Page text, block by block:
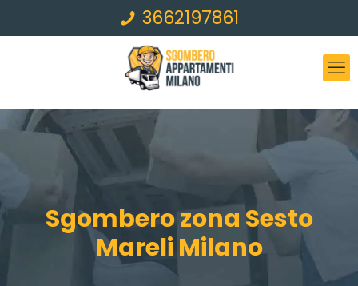
3662197861
Sgombero zona Sesto
Mareli Milano